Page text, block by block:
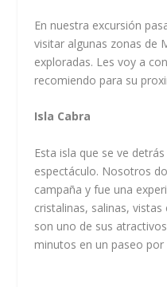
En nuestra excursión
visitar algunas zonas de
exploradas. Les voy a
recomiendo para su
Isla Cabra
Esta isla que se ve
espectáculo. Nosotros
campaña y fue una
cristalinas, salinas,
son uno de sus
minutos en un paseo